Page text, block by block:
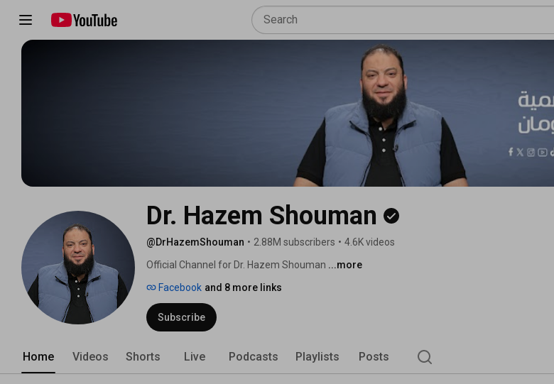
Dr. Hazem Shouman
@DrHazemShouman • 2.88M subscribers • 4.6K videos
Official Channel for Dr. Hazem Shouman ...more
Facebook and 8 more links
Subscribe
Home Videos Shorts Live Podcasts Playlists Posts